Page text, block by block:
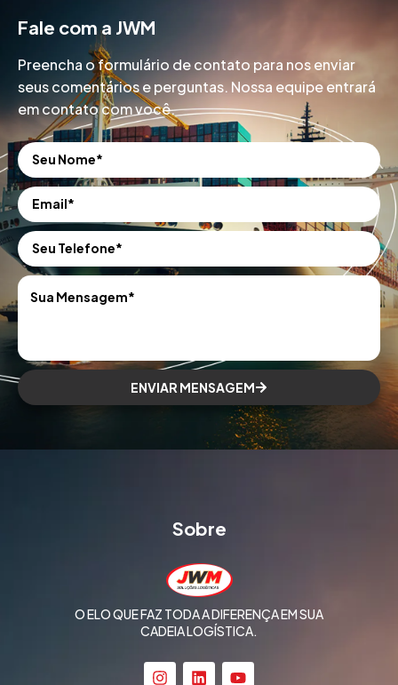
Fale com a JWM
Preencha o formulário de contato para nos enviar
seus comentários e perguntas. Nossa equipe entrará
em contato com você.
ENVIAR MENSAGEM
Sobre
O ELO QUE FAZ TODA A DIFERENÇA EM SUA
CADEIA LOGÍSTICA.